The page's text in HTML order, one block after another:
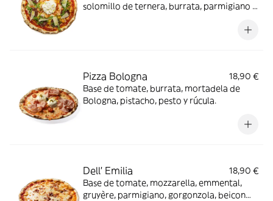
solomillo de ternera, burrata, parmigiano y
Pizza Bologna
18,90 €
Base de tomate, burrata, mortadela de
Bologna, pistacho, pesto y rúcula.
Dell' Emilia
18,90 €
Base de tomate, mozzarella, emmental,
gruyère, parmigiano, gorgonzola, beicon